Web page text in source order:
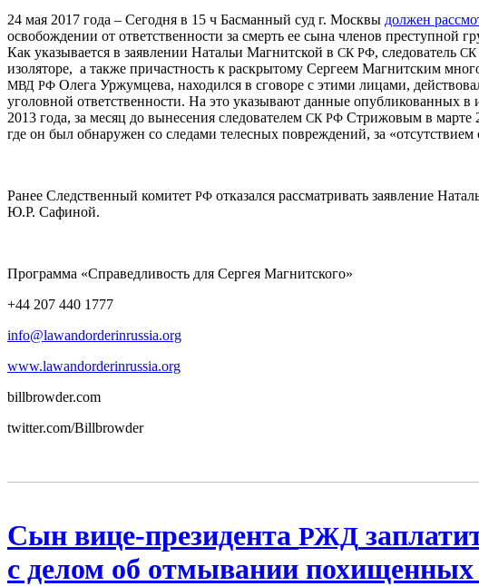
24 мая 2017 года – Сегодня в 15 ч Басманный суд г. Москвы должен
освобождении от ответственности за смерть ее сына членов
Как указывается в заявлении Натальи Магнитской в СК РФ, следователь СК
изоляторе, а также причастность к раскрытому Сергеем Магнитским
МВД РФ Олега Уржумцева, находился в сговоре с этими лицами,
уголовной ответственности. На это указывают данные опубликованных
2013 года, за месяц до вынесения следователем СК РФ Стрижовым в марте
где он был обнаружен со следами телесных повреждений, за «отсутствием
Ранее Следственный комитет РФ отказался рассматривать заявление
Ю.Р. Сафиной.
Программа «Справедливость для Сергея Магнитского»
+44 207 440 1777
info@lawandorderinrussia.org
www.lawandorderinrussia.org
billbrowder.com
twitter.com/Billbrowder
Сын вице-президента РЖД
с делом об отмывании похищенных